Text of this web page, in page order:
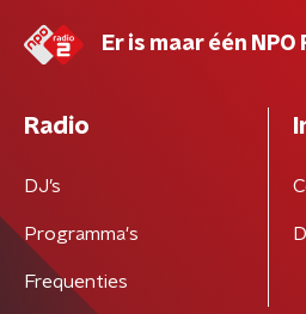
Er is maar één NPO
Radio
DJ’s
Programma's
Frequenties